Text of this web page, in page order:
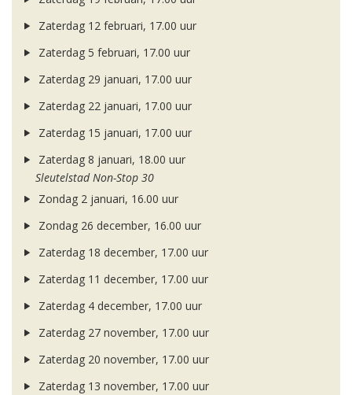
Zaterdag 12 februari, 17.00 uur
Zaterdag 5 februari, 17.00 uur
Zaterdag 29 januari, 17.00 uur
Zaterdag 22 januari, 17.00 uur
Zaterdag 15 januari, 17.00 uur
Zaterdag 8 januari, 18.00 uur
Sleutelstad Non-Stop 30
Zondag 2 januari, 16.00 uur
Zondag 26 december, 16.00 uur
Zaterdag 18 december, 17.00 uur
Zaterdag 11 december, 17.00 uur
Zaterdag 4 december, 17.00 uur
Zaterdag 27 november, 17.00 uur
Zaterdag 20 november, 17.00 uur
Zaterdag 13 november, 17.00 uur